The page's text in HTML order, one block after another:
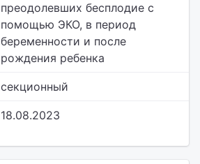
преодолевших бесплодие с
помощью ЭКО, в период
беременности и после
рождения ребенка
секционный
18.08.2023